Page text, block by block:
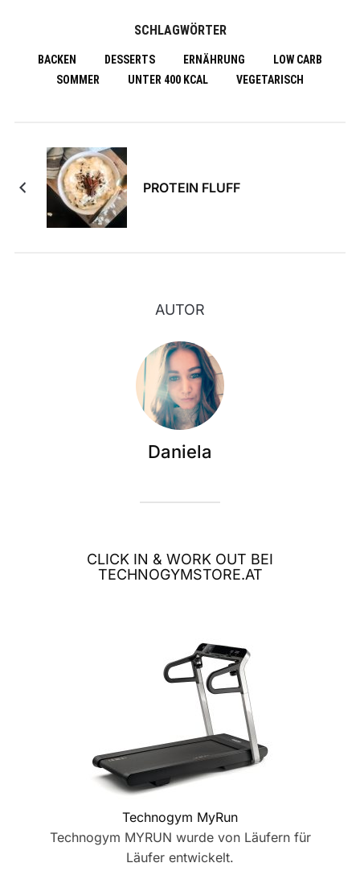
SCHLAGWÖRTER
BACKEN DESSERTS ERNÄHRUNG
LOW CARB
SOMMER
UNTER 400 KCAL VEGETARISCH
PROTEIN FLUFF
AUTOR
Daniela
CLICK IN & WORK OUT BEI
TECHNOGYMSTORE.AT
Technogym MyRun
Technogym MYRUN wurde von Läufern für
Läufer entwickelt.